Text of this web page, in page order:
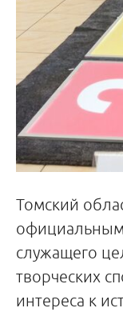
Томский
официальным
служащего
творческих
интереса к